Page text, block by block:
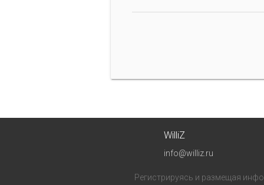
WilliZ
info@williz.ru
Регистрируясь и размещая